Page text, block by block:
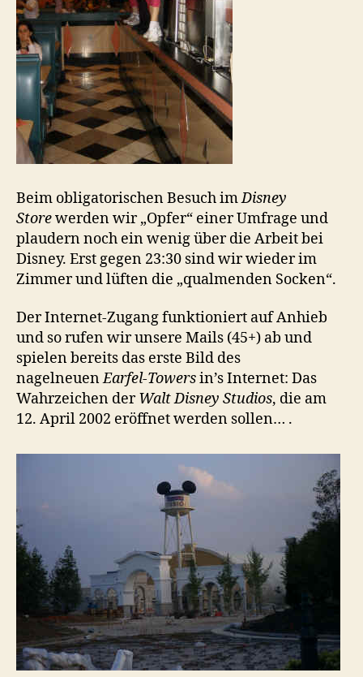
Beim obligatorischen Besuch imDisney
Storewerden wir „Opfer“ einer Umfrage und
plaudern noch ein wenig über die Arbeit bei
Disney. Erst gegen 23:30 sind wir wieder im
Zimmer und lüften die „qualmenden Socken“.
Der Internet-Zugang funktioniert auf Anhieb
und so rufen wir unsere Mails (45+) ab und
spielen bereits das erste Bild des
nagelneuenEarfel-Towersin’s Internet: Das
Wahrzeichen derWalt Disney Studios, die am
12. April 2002 eröffnet werden sollen… .